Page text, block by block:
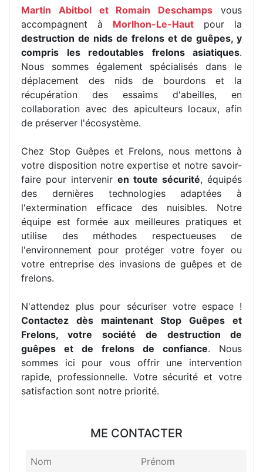
Martin Abitbol et Romain Deschamps vous
accompagnent à Morlhon-Le-Haut pour la
destruction de nids de frelons et de guêpes, y
compris les redoutables frelons asiatiques.
Nous sommes également spécialisés dans le
déplacement des nids de bourdons et la
récupération des essaims d'abeilles, en
collaboration avec des apiculteurs locaux, afin
de préserver l'écosystème.
Chez Stop Guêpes et Frelons, nous mettons à
votre disposition notre expertise et notre savoir-
faire pour intervenir en toute sécurité, équipés
des dernières technologies adaptées à
l'extermination efficace des nuisibles. Notre
équipe est formée aux meilleures pratiques et
utilise des méthodes respectueuses de
l'environnement pour protéger votre foyer ou
votre entreprise des invasions de guêpes et de
frelons.
N'attendez plus pour sécuriser votre espace !
Contactez dès maintenant Stop Guêpes et
Frelons, votre société de destruction de
guêpes et de frelons de confiance. Nous
sommes ici pour vous offrir une intervention
rapide, professionnelle. Votre sécurité et votre
satisfaction sont notre priorité.
ME CONTACTER